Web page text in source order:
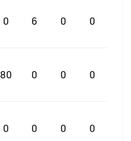
0 6 0 0
80 0 0 0
0 0 0 0